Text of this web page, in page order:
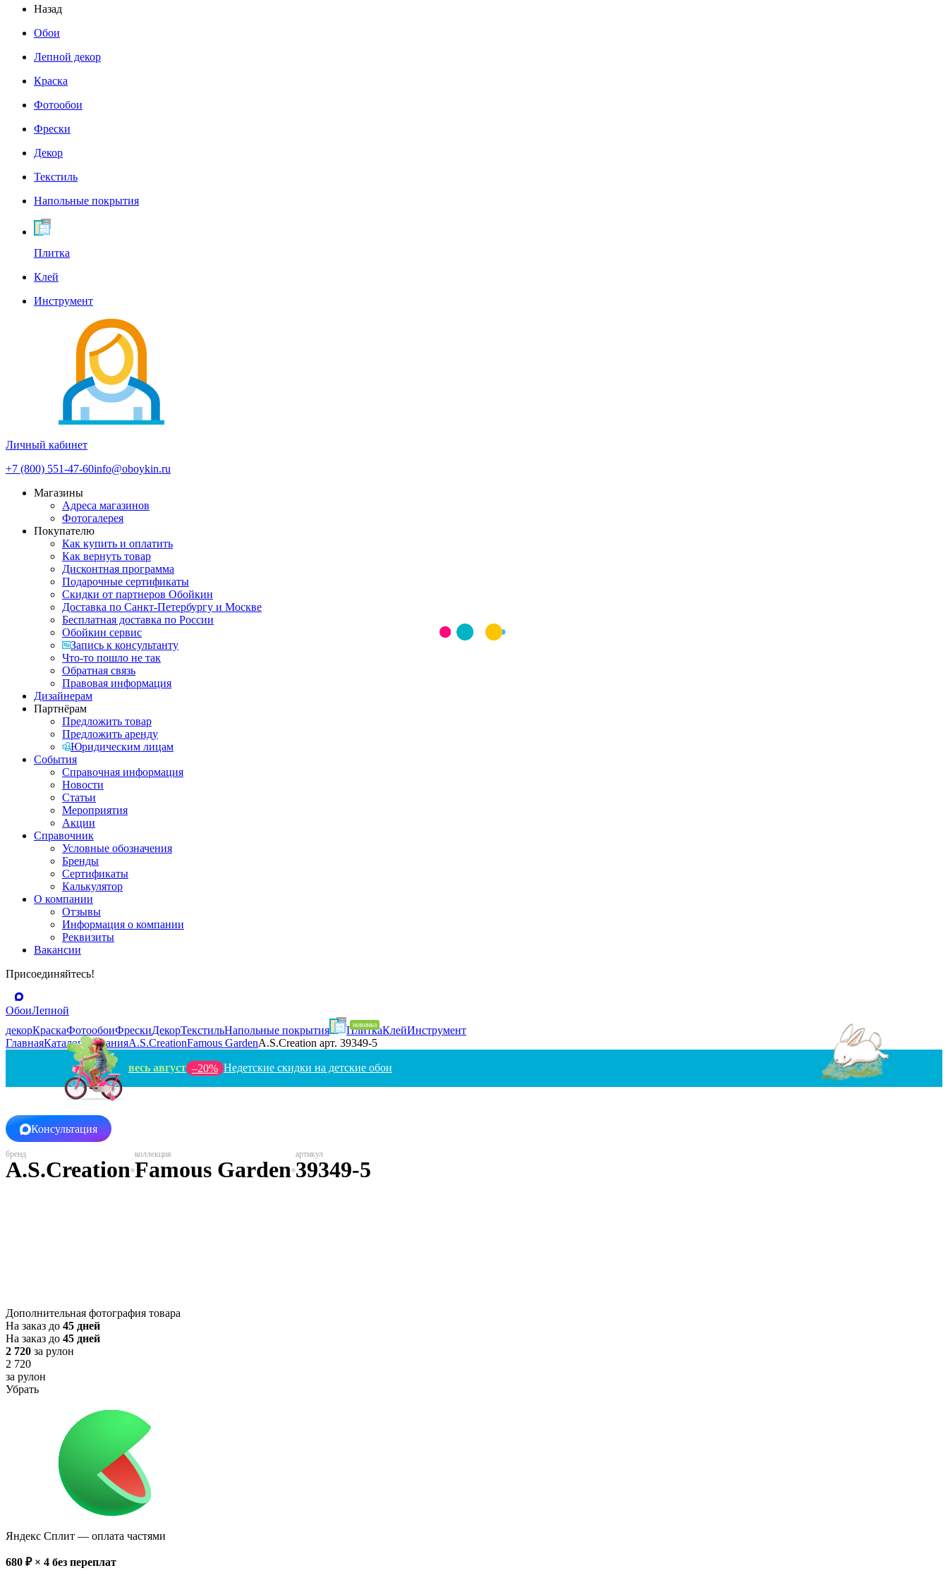
Назад
Обои
Лепной декор
Краска
Фотообои
Фрески
Декор
Текстиль
Напольные покрытия
Плитка
Клей
Инструмент
Личный кабинет
+7 (800) 551-47-60info@oboykin.ru
Магазины
Адреса магазинов
Фотогалерея
Покупателю
Как купить и оплатить
Как вернуть товар
Дисконтная программа
Подарочные сертификаты
Скидки от партнеров Обойкин
Доставка по Санкт-Петербургу и Москве
Бесплатная доставка по России
Обойкин сервис
Запись к консультанту
Что-то пошло не так
Обратная связь
Правовая информация
Дизайнерам
Партнёрам
Предложить товар
Предложить аренду
Юридическим лицам
События
Справочная информация
Новости
Статьи
Мероприятия
Акции
Справочник
Условные обозначения
Бренды
Сертификаты
Калькулятор
О компании
Отзывы
Информация о компании
Реквизиты
Вакансии
Присоединяйтесь!
ОбоиЛепной
декорКраскаФотообоиФрескиДекорТекстильНапольные покрытия ПлиткаКлейИнструмент
ГлавнаяКаталогГерманияA.S.CreationFamous GardenA.S.Creation арт. 39349-5
весь август –20% Недетские скидки на детские обои
Консультация
A.S.CreationFamous Garden39349-5
Дополнительная фотография товара
На заказ до 45 дней
На заказ до 45 дней
2 720 за рулон
2 720
за рулон
Убрать
Яндекс Сплит — оплата частями
680 ₽ × 4 без переплат